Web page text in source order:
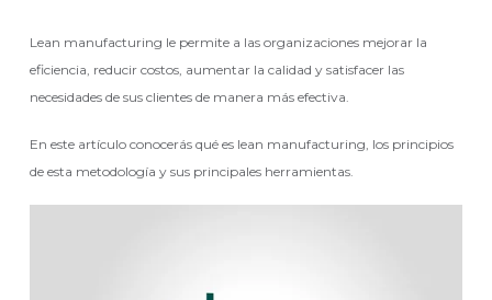
Lean manufacturing le permite a las organizaciones mejorar la
eficiencia, reducir costos, aumentar la calidad y satisfacer las
necesidades de sus clientes de manera más efectiva.
En este artículo conocerás qué es lean manufacturing, los principios
de esta metodología y sus principales herramientas.